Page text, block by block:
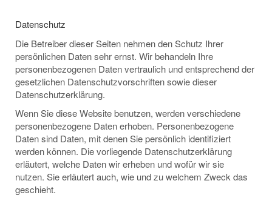
Datenschutz
Die Betreiber dieser Seiten nehmen den Schutz Ihrer
persönlichen Daten sehr ernst. Wir behandeln Ihre
personenbezogenen Daten vertraulich und entsprechend der
gesetzlichen Datenschutzvorschriften sowie dieser
Datenschutzerklärung.
Wenn Sie diese Website benutzen, werden verschiedene
personenbezogene Daten erhoben. Personenbezogene
Daten sind Daten, mit denen Sie persönlich identifiziert
werden können. Die vorliegende Datenschutzerklärung
erläutert, welche Daten wir erheben und wofür wir sie
nutzen. Sie erläutert auch, wie und zu welchem Zweck das
geschieht.